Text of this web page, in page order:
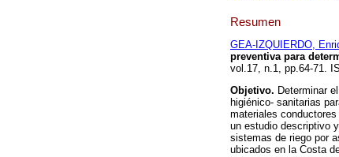
Resumen
GEA-IZQUIERDO,
preventiva para
vol.17, n.1, pp.64-71.
Objetivo. Determinar
higiénico- sanitarias
materiales
un estudio descriptivo
sistemas de riego por
ubicados en la Costa